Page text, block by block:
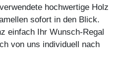
hochwertige Holz
sofort in den Blick.
einfach Ihr Wunsch-Regal
von uns individuell nach